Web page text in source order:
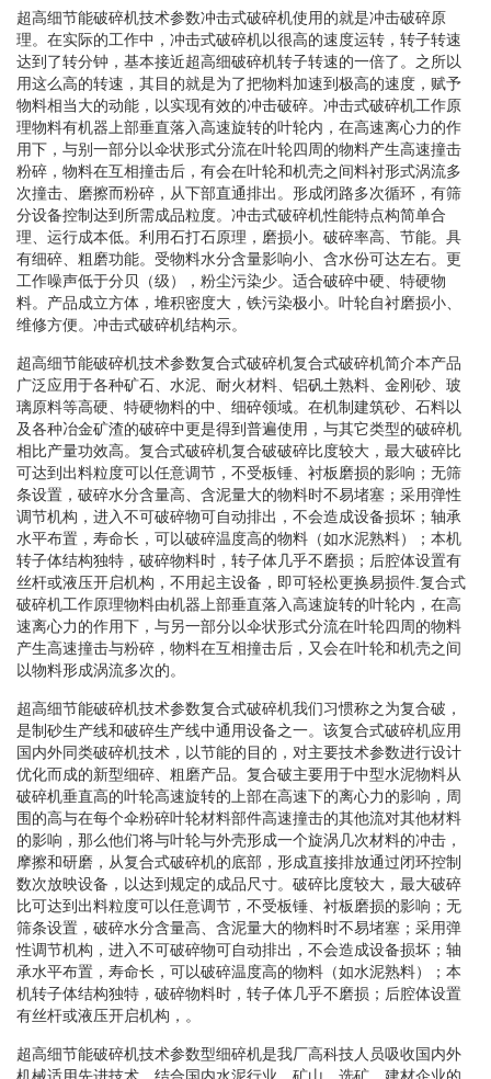
超高细节能破碎机技术参数冲击式破碎机使用的就是冲击破碎原
理。在实际的工作中，冲击式破碎机以很高的速度运转，转子转速
达到了转分钟，基本接近超高细破碎机转子转速的一倍了。之所以
用这么高的转速，其目的就是为了把物料加速到极高的速度，赋予
物料相当大的动能，以实现有效的冲击破碎。冲击式破碎机工作原
理物料有机器上部垂直落入高速旋转的叶轮内，在高速离心力的作
用下，与别一部分以伞状形式分流在叶轮四周的物料产生高速撞击
粉碎，物料在互相撞击后，有会在叶轮和机壳之间料衬形式涡流多
次撞击、磨擦而粉碎，从下部直通排出。形成闭路多次循环，有筛
分设备控制达到所需成品粒度。冲击式破碎机性能特点构简单合
理、运行成本低。利用石打石原理，磨损小。破碎率高、节能。具
有细碎、粗磨功能。受物料水分含量影响小、含水份可达左右。更
工作噪声低于分贝（级），粉尘污染少。适合破碎中硬、特硬物
料。产品成立方体，堆积密度大，铁污染极小。叶轮自衬磨损小、
维修方便。冲击式破碎机结构示。
超高细节能破碎机技术参数复合式破碎机复合式破碎机简介本产品
广泛应用于各种矿石、水泥、耐火材料、铝矾土熟料、金刚砂、玻
璃原料等高硬、特硬物料的中、细碎领域。在机制建筑砂、石料以
及各种冶金矿渣的破碎中更是得到普遍使用，与其它类型的破碎机
相比产量功效高。复合式破碎机复合破破碎比度较大，最大破碎比
可达到出料粒度可以任意调节，不受板锤、衬板磨损的影响；无筛
条设置，破碎水分含量高、含泥量大的物料时不易堵塞；采用弹性
调节机构，进入不可破碎物可自动排出，不会造成设备损坏；轴承
水平布置，寿命长，可以破碎温度高的物料（如水泥熟料）；本机
转子体结构独特，破碎物料时，转子体几乎不磨损；后腔体设置有
丝杆或液压开启机构，不用起主设备，即可轻松更换易损件.复合式
破碎机工作原理物料由机器上部垂直落入高速旋转的叶轮内，在高
速离心力的作用下，与另一部分以伞状形式分流在叶轮四周的物料
产生高速撞击与粉碎，物料在互相撞击后，又会在叶轮和机壳之间
以物料形成涡流多次的。
超高细节能破碎机技术参数复合式破碎机我们习惯称之为复合破，
是制砂生产线和破碎生产线中通用设备之一。该复合式破碎机应用
国内外同类破碎机技术，以节能的目的，对主要技术参数进行设计
优化而成的新型细碎、粗磨产品。复合破主要用于中型水泥物料从
破碎机垂直高的叶轮高速旋转的上部在高速下的离心力的影响，周
围的高与在每个伞粉碎叶轮材料部件高速撞击的其他流对其他材料
的影响，那么他们将与叶轮与外壳形成一个旋涡几次材料的冲击，
摩擦和研磨，从复合式破碎机的底部，形成直接排放通过闭环控制
数次放映设备，以达到规定的成品尺寸。破碎比度较大，最大破碎
比可达到出料粒度可以任意调节，不受板锤、衬板磨损的影响；无
筛条设置，破碎水分含量高、含泥量大的物料时不易堵塞；采用弹
性调节机构，进入不可破碎物可自动排出，不会造成设备损坏；轴
承水平布置，寿命长，可以破碎温度高的物料（如水泥熟料）；本
机转子体结构独特，破碎物料时，转子体几乎不磨损；后腔体设置
有丝杆或液压开启机构，。
超高细节能破碎机技术参数型细碎机是我厂高科技人员吸收国内外